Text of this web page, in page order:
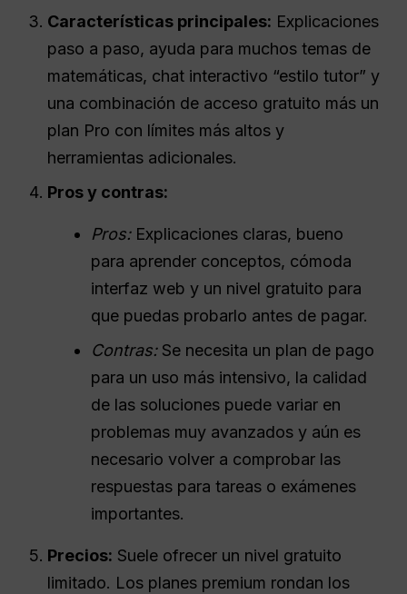
Características principales: Explicaciones
paso a paso, ayuda para muchos temas de
matemáticas, chat interactivo “estilo tutor” y
una combinación de acceso gratuito más un
plan Pro con límites más altos y
herramientas adicionales.
Pros y contras:
Pros:Explicaciones claras, bueno
para aprender conceptos, cómoda
interfaz web y un nivel gratuito para
que puedas probarlo antes de pagar.
Contras:Se necesita un plan de pago
para un uso más intensivo, la calidad
de las soluciones puede variar en
problemas muy avanzados y aún es
necesario volver a comprobar las
respuestas para tareas o exámenes
importantes.
Precios: Suele ofrecer un nivel gratuito
limitado. Los planes premium rondan los